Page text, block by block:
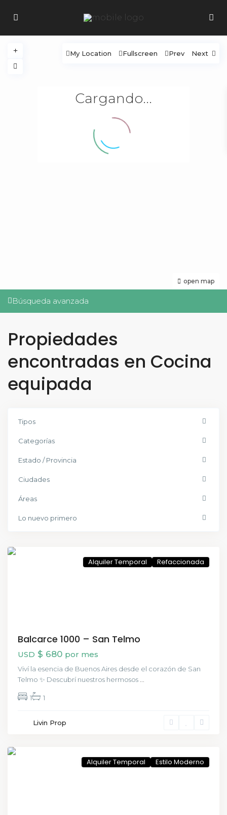
Cargando...
open map
My Location Fullscreen Prev Next
Búsqueda avanzada
Propiedades
encontradas en Cocina
equipada
Tipos
Categorías
Estado / Provincia
Ciudades
Áreas
Lo nuevo primero
Alquiler Temporal Refaccionada
Balcarce 1000 – San Telmo
USD $ 680 por mes
Viví la esencia de Buenos Aires desde el corazón de San
Telmo ✨ Descubrí nuestros hermosos
1 1
Livin Prop
Alquiler Temporal Estilo Moderno